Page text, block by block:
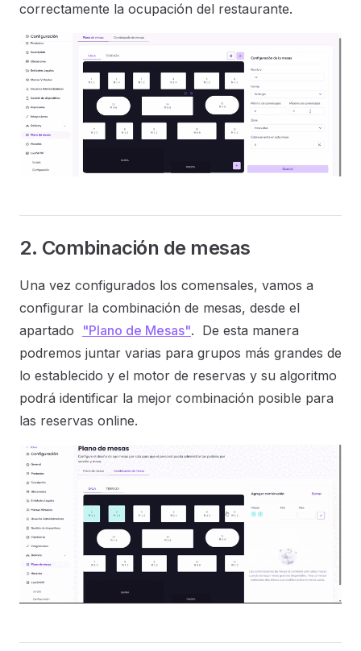
correctamente la ocupación del restaurante.
2. Combinación de mesas
Una vez configurados los comensales, vamos a
configurar la combinación de mesas, desde el
apartado "Plano de Mesas". De esta manera
podremos juntar varias para grupos más grandes de
lo establecido y el motor de reservas y su algoritmo
podrá identificar la mejor combinación posible para
las reservas online.